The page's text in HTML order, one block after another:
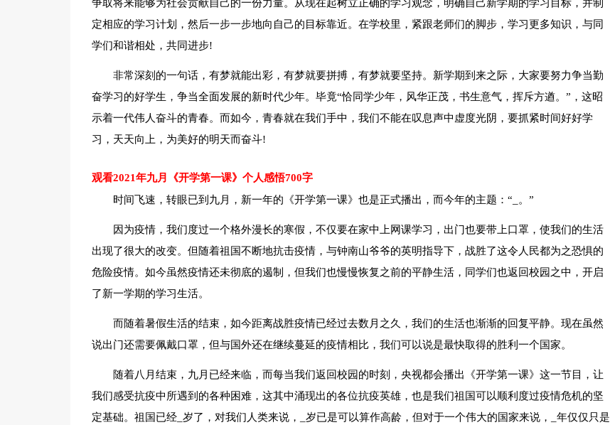
争取将来能够为社会贡献自己的一份力量。从现在起树立正确的学习观念，明确自己新学期的学习目标，并制
定相应的学习计划，然后一步一步地向自己的目标靠近。在学校里，紧跟老师们的脚步，学习更多知识，与同
学们和谐相处，共同进步!
非常深刻的一句话，有梦就能出彩，有梦就要拼搏，有梦就要坚持。新学期到来之际，大家要努力争当勤
奋学习的好学生，争当全面发展的新时代少年。毕竟“恰同学少年，风华正茂，书生意气，挥斥方遒。”，这昭
示着一代伟人奋斗的青春。而如今，青春就在我们手中，我们不能在叹息声中虚度光阴，要抓紧时间好好学
习，天天向上，为美好的明天而奋斗!
观看2021年九月《开学第一课》个人感悟700字
时间飞速，转眼已到九月，新一年的《开学第一课》也是正式播出，而今年的主题：“_。”
因为疫情，我们度过一个格外漫长的寒假，不仅要在家中上网课学习，出门也要带上口罩，使我们的生活
出现了很大的改变。但随着祖国不断地抗击疫情，与钟南山爷爷的英明指导下，战胜了这令人民都为之恐惧的
危险疫情。如今虽然疫情还未彻底的遏制，但我们也慢慢恢复之前的平静生活，同学们也返回校园之中，开启
了新一学期的学习生活。
而随着暑假生活的结束，如今距离战胜疫情已经过去数月之久，我们的生活也渐渐的回复平静。现在虽然
说出门还需要佩戴口罩，但与国外还在继续蔓延的疫情相比，我们可以说是最快取得的胜利一个国家。
随着八月结束，九月已经来临，而每当我们返回校园的时刻，央视都会播出《开学第一课》这一节目，让
我们感受抗疫中所遇到的各种困难，这其中涌现出的各位抗疫英雄，也是我们祖国可以顺利度过疫情危机的坚
定基础。祖国已经_岁了，对我们人类来说，_岁已是可以算作高龄，但对于一个伟大的国家来说，_年仅仅只是